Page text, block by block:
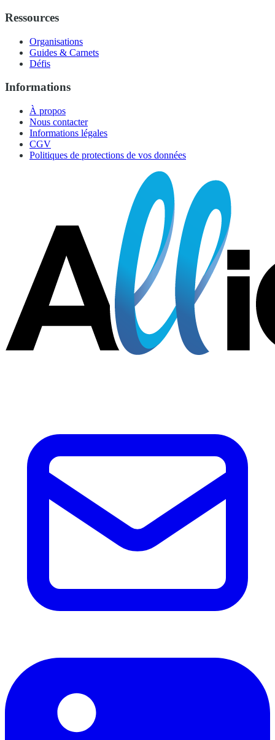
Ressources
Organisations
Guides & Carnets
Défis
Informations
À propos
Nous contacter
Informations légales
CGV
Politiques de protections de vos données